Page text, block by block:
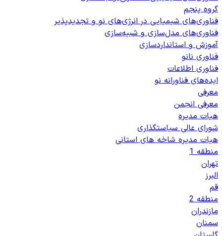
گروه پنجم
فناوری‌های شیمیایی در انرژی‌های نو و تجدیدپذیر
فناوری‌های مدل‌سازی و شبیه‌سازی
آموزش و استانداردسازی
فناوری نانو
فناوری اطلاعات
ایده‌های فناورانه نو
معرفی
معرفی انجمن
هیات مدیره
شورای عالی سیاستگذاری
هیات مدیره شاخه های استانی
منطقه 1
تهران
البرز
قم
منطقه 2
مازندران
سمنان